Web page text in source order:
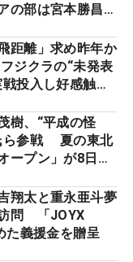
部は宮本勝昌が
距離」求め昨年か
ジクラの“未発表
投入し好感触
】
樹、“平成の怪
ら参戦 夏の東北
ープン」が8日開
翔太と重永亜斗夢
問 「JOYX
た義援金を贈呈